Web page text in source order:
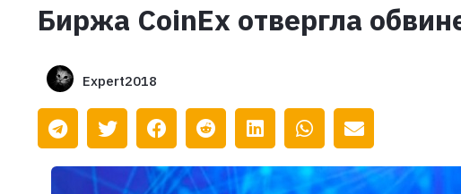
Биржа CoinEx отвергла
Expert2018